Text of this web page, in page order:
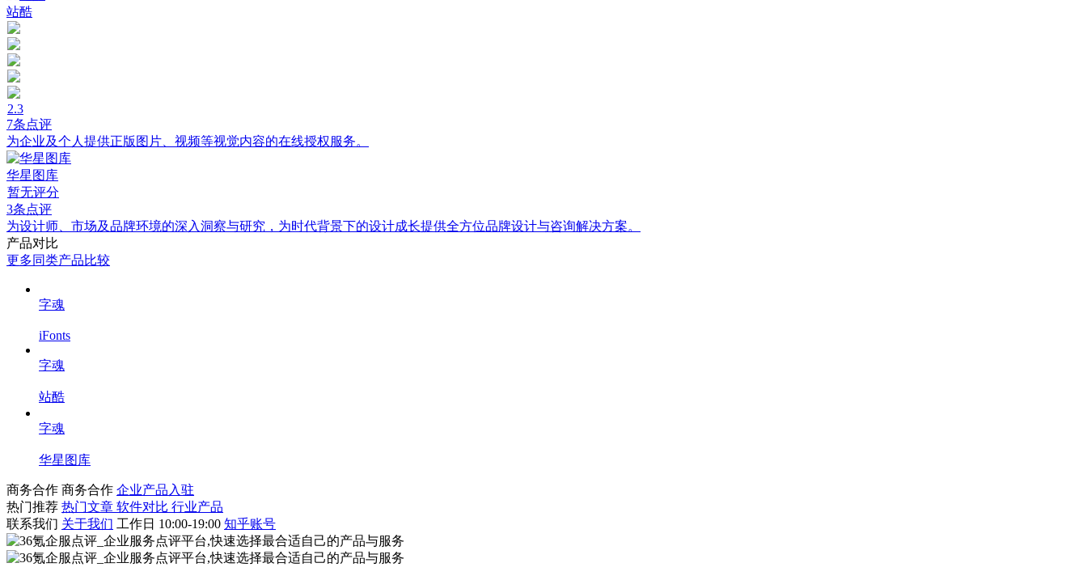
站酷
2.3
7条点评
为企业及个人提供正版图片、视频等视觉内容的在线授权服务。
华星图库
暂无评分
3条点评
为设计师、市场及品牌环境的深入洞察与研究，为时代背景下的设计成长提供全方位品牌设计与咨询解决方案。
产品对比
更多同类产品比较
字魂
iFonts
字魂
站酷
字魂
华星图库
商务合作 商务合作 企业产品入驻
热门推荐 热门文章 软件对比 行业产品
联系我们 关于我们 工作日 10:00-19:00 知乎账号